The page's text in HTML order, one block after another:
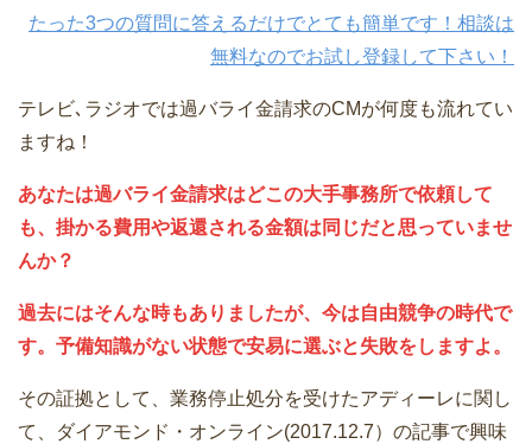
たった3つの質問に答えるだけでとても簡単です！相談は
無料なのでお試し登録して下さい！
テレビ､ラジオでは過バライ金請求のCMが何度も流れてい
ますね！
あなたは過バライ金請求はどこの大手事務所で依頼して
も、掛かる費用や返還される金額は同じだと思っていませ
んか？
過去にはそんな時もありましたが、今は自由競争の時代で
す。予備知識がない状態で安易に選ぶと失敗をしますよ。
その証拠として、業務停止処分を受けたアディーレに関し
て、ダイアモンド・オンライン(2017.12.7）の記事で興味